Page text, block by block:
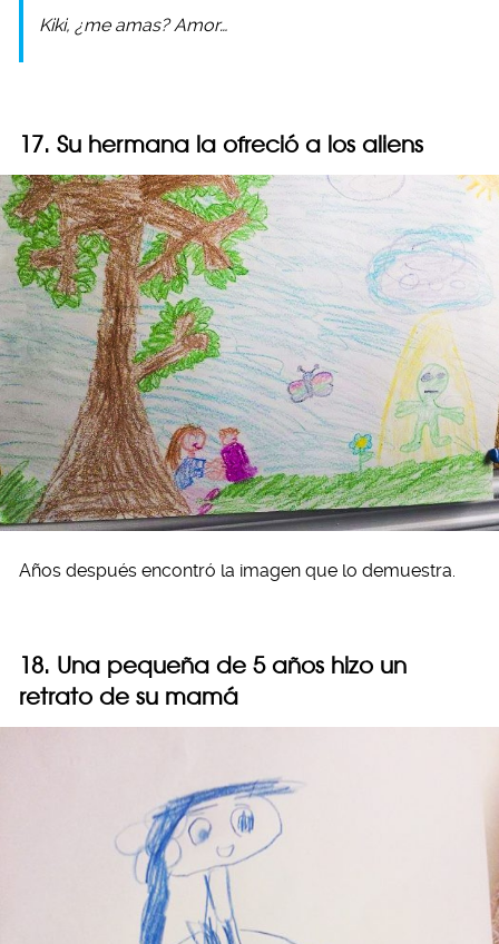
Kiki, ¿me amas? Amor…
17. Su hermana la ofreció a los aliens
Años después encontró la imagen que lo demuestra.
18. Una pequeña de 5 años hizo un
retrato de su mamá